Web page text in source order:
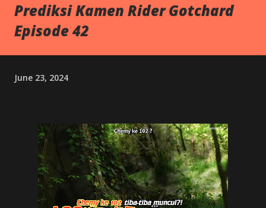
Prediksi Kamen Rider Gotchard
Episode 42
June 23, 2024